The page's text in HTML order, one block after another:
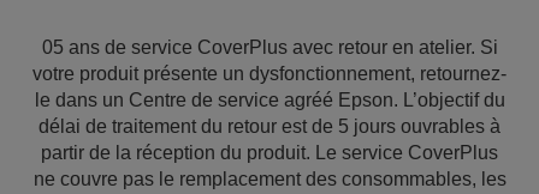
05 ans de service CoverPlus avec retour en atelier. Si
votre produit présente un dysfonctionnement, retournez-
le dans un Centre de service agréé Epson. L’objectif du
délai de traitement du retour est de 5 jours ouvrables à
partir de la réception du produit. Le service CoverPlus
ne couvre pas le remplacement des consommables, les